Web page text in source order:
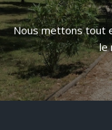
Nous mettons tout
le